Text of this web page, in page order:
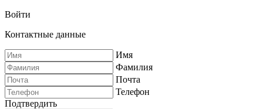
Войти
Контактные данные
Имя
Фамилия
Почта
Телефон
Подтвердить